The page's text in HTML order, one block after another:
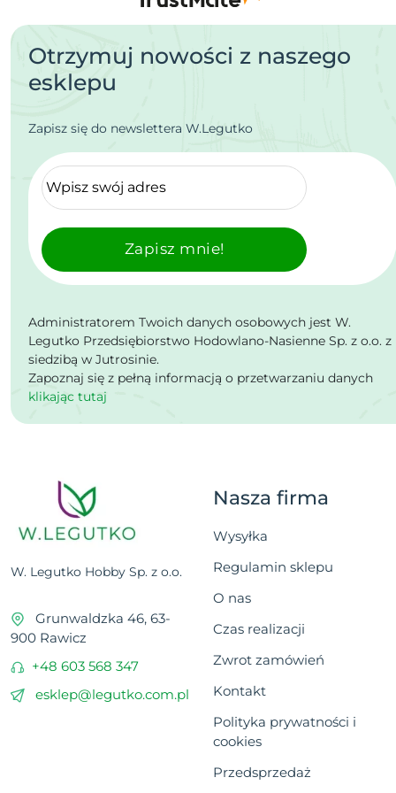
Otrzymuj nowości z naszego
esklepu
Zapisz się do newslettera W.Legutko
Zapisz mnie!
Administratorem Twoich danych osobowych jest W.
Legutko Przedsiębiorstwo Hodowlano-Nasienne Sp. z o.o. z
siedzibą w Jutrosinie.
Zapoznaj się z pełną informacją o przetwarzaniu danych
klikając tutaj
W. Legutko Hobby Sp. z o.o.
Grunwaldzka 46, 63-
900 Rawicz
+48 603 568 347
esklep@legutko.com.pl
Nasza firma
Wysyłka
Regulamin sklepu
O nas
Czas realizacji
Zwrot zamówień
Kontakt
Polityka prywatności i
cookies
Przedsprzedaż